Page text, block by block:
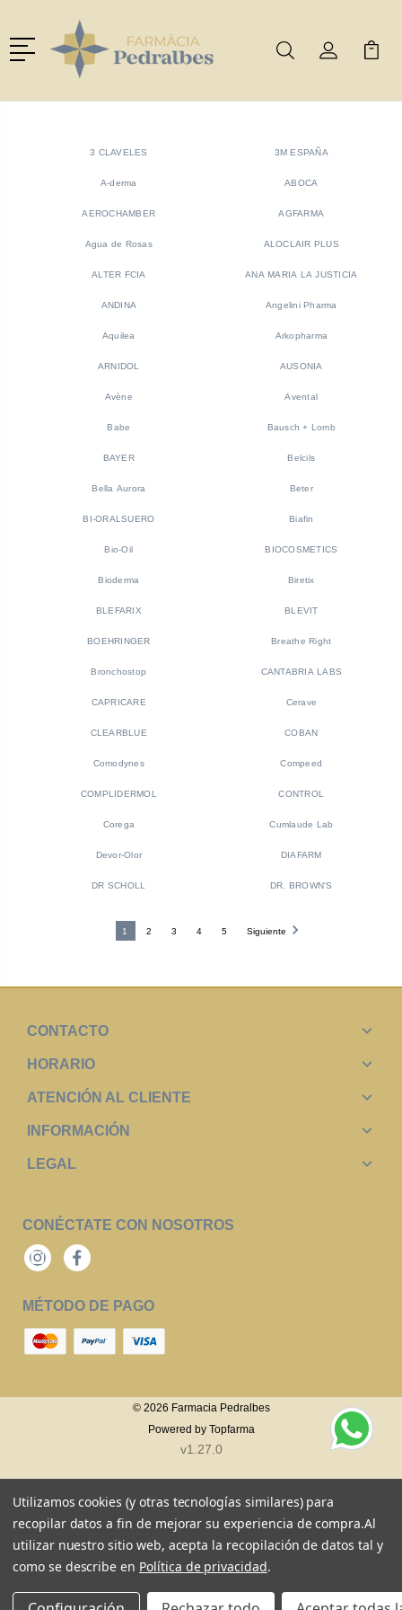
Menú
BuscarMi Cuenta
Mi
3 CLAVELES 3M ESPAÑA
A-derma ABOCA
AEROCHAMBER AGFARMA
Agua de Rosas ALOCLAIR PLUS
ALTER FCIA ANA MARIA LA JUSTICIA
ANDINA Angelini Pharma
Aquilea Arkopharma
ARNIDOL AUSONIA
Avène Avental
Babe Bausch + Lomb
BAYER Belcils
Bella Aurora Beter
BI-ORALSUERO Biafin
Bio-Oil BIOCOSMETICS
Bioderma Biretix
BLEFARIX BLEVIT
BOEHRINGER Breathe Right
Bronchostop CANTABRIA LABS
CAPRICARE Cerave
CLEARBLUE COBAN
Comodynes Compeed
COMPLIDERMOL CONTROL
Corega Cumlaude Lab
Devor-Olor DIAFARM
DR SCHOLL DR. BROWN'S
1 2 3 4 5 Siguiente
CONTACTO
HORARIO
ATENCIÓN AL CLIENTE
INFORMACIÓN
LEGAL
CONÉCTATE CON NOSOTROS
InstagramFacebook
MÉTODO DE PAGO
© 2026 Farmacia Pedralbes
Powered by Topfarma
v1.27.0
Utilizamos cookies (y otras tecnologías similares) para
recopilar datos a fin de mejorar su experiencia de compra.Al
utilizar nuestro sitio web, acepta la recopilación de datos tal y
como se describe en Política de privacidad.